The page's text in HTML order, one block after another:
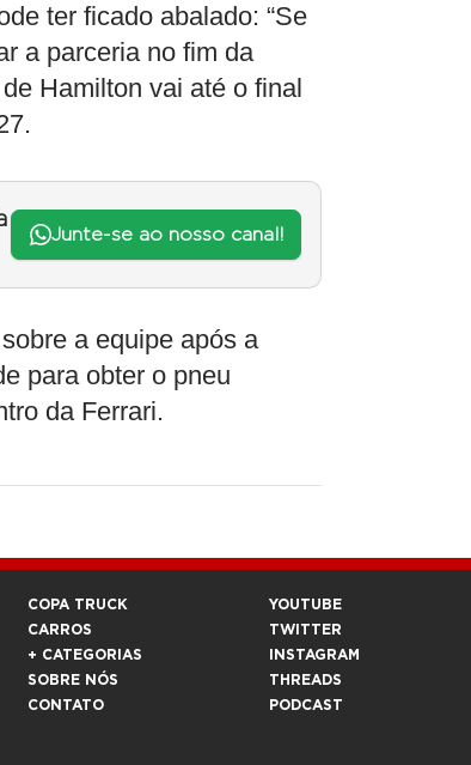
ter ficado abalado: “Se
a parceria no fim da
Hamilton vai até o final
Junte-se ao nosso canal!
a equipe após a
para obter o pneu
da Ferrari.
COPA TRUCK
CARROS
+ CATEGORIAS
SOBRE NÓS
CONTATO
YOUTUBE
TWITTER
INSTAGRAM
THREADS
PODCAST